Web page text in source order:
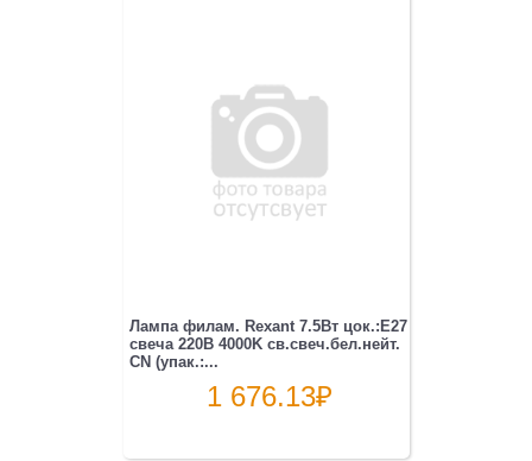
Лампа филам. Rexant 7.5Вт цок.:E27
свеча 220B 4000K св.свеч.бел.нейт.
CN (упак.:...
1 676.13₽